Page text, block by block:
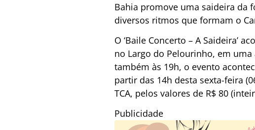
Bahia promove uma saideira da
diversos ritmos que formam o
O ‘Baile Concerto – A Saideira’
no Largo do Pelourinho, em
também às 19h, o evento
partir das 14h desta sexta-feira
TCA, pelos valores de R$ 80
Publicidade